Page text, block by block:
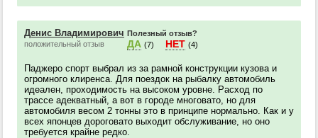
Денис Владимирович
положительный отзыв
Полезный отзыв?
ДА (7) НЕТ (4)
Паджеро спорт выбрал из за рамной конструкции кузова и
огромного клиренса. Для поездок на рыбалку автомобиль
идеален, проходимость на высоком уровне. Расход по
трассе адекватный, а вот в городе многовато, но для
автомобиля весом 2 тонны это в принципе нормально. Как и у
всех японцев дороговато выходит обслуживание, но оно
требуется крайне редко.